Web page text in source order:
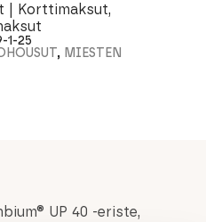
| Korttimaksut,
1-25
, MIESTEN
UP 40 -eriste,